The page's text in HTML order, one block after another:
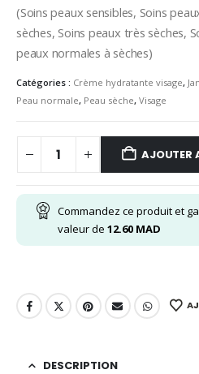
(Soins peaux sensibles, Soins
sèches, Soins peaux très sèches,
peaux normales à sèches)
Catégories : Crème hydratante visage,
Peau normale, Peau sèche, Visage
AJOUTER
Commandez ce produit et
valeur de 12.60 MAD
DESCRIPTION